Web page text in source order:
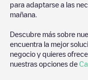
para adaptarse a las
mañana.
Descubre más sobre
encuentra la mejor
negocio y quieres
nuestras opciones de